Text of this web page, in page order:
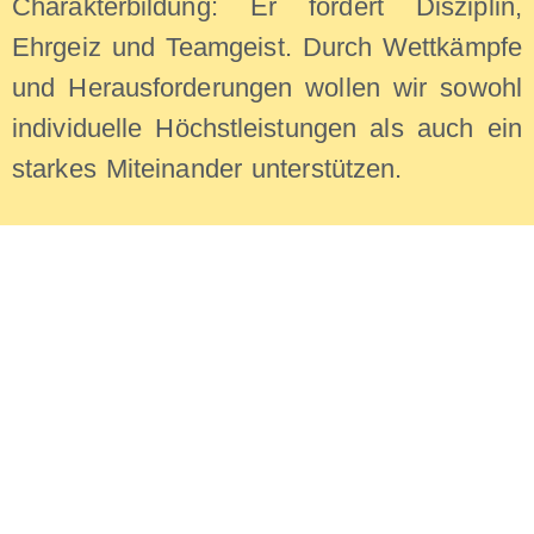
Charakterbildung: Er fördert Disziplin,
Ehrgeiz und Teamgeist. Durch Wettkämpfe
und Herausforderungen wollen wir sowohl
individuelle Höchstleistungen als auch ein
starkes Miteinander unterstützen.